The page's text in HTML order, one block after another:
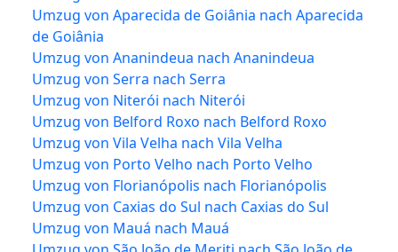
Umzug von Aparecida de Goiânia nach Aparecida
de Goiânia
Umzug von Ananindeua nach Ananindeua
Umzug von Serra nach Serra
Umzug von Niterói nach Niterói
Umzug von Belford Roxo nach Belford Roxo
Umzug von Vila Velha nach Vila Velha
Umzug von Porto Velho nach Porto Velho
Umzug von Florianópolis nach Florianópolis
Umzug von Caxias do Sul nach Caxias do Sul
Umzug von Mauá nach Mauá